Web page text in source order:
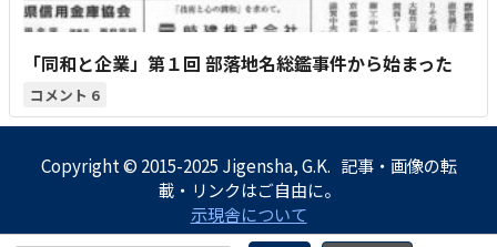
「同和と企業」第１回 部落地名総鑑事件から始まった
6
Copyright © 2015-2025 Jigensha, G.K. 記事・画像の転
載・リンクはご自由に。
示現舎について